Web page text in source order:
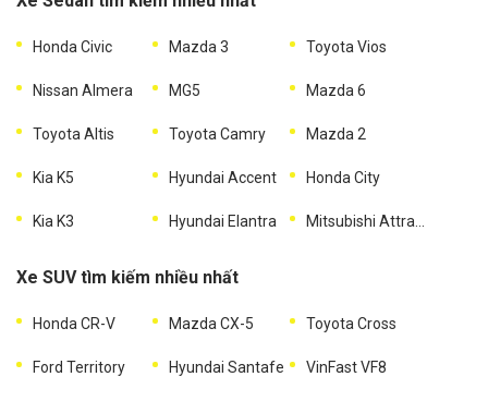
Honda Civic Mazda 3 Toyota Vios
Nissan Almera MG5 Mazda 6
Toyota Altis Toyota Camry Mazda 2
Kia K5 Hyundai Accent Honda City
Kia K3 Hyundai Elantra
Xe SUV tìm kiếm nhiều nhất
Honda CR-V Mazda CX-5 Toyota Cross
Ford Territory Hyundai Santafe VinFast VF8